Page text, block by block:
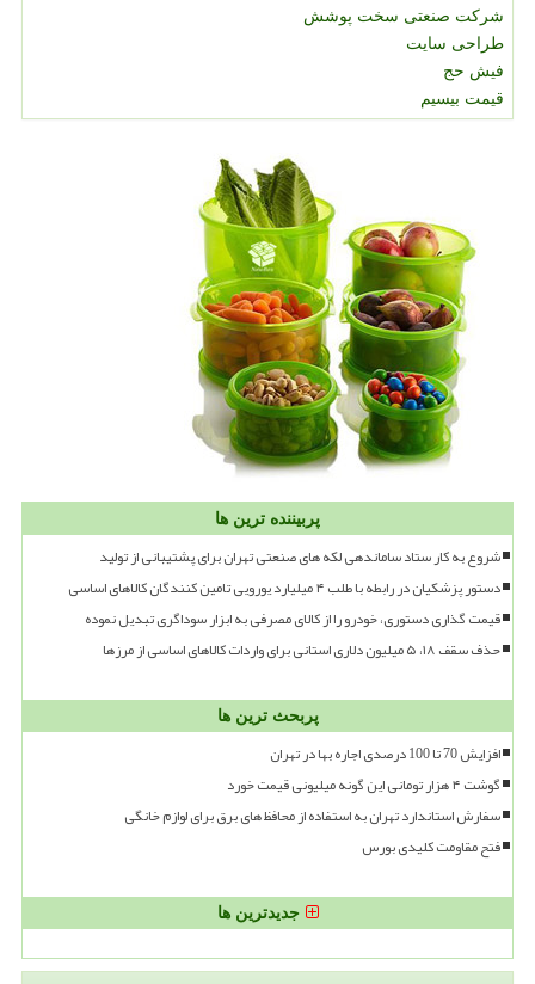
شرکت صنعتی سخت پوشش
طراحی سایت
فیش حج
قیمت بیسیم
پربیننده ترین ها
شروع به کار ستاد ساماندهی لکه های صنعتی تهران برای پشتیبانی از تولید
دستور پزشکیان در رابطه با طلب ۴ میلیارد یورویی تامین کنندگان کالاهای اساسی
قیمت گذاری دستوری، خودرو را از کالای مصرفی به ابزار سوداگری تبدیل نموده
حذف سقف ۱۸، ۵ میلیون دلاری استانی برای واردات کالاهای اساسی از مرزها
پربحث ترین ها
افزایش 70 تا 100 درصدی اجاره بها در تهران
گوشت ۴ هزار تومانی این گونه میلیونی قیمت خورد
سفارش استاندارد تهران به استفاده از محافظ های برق برای لوازم خانگی
فتح مقاومت کلیدی بورس
جدیدترین ها